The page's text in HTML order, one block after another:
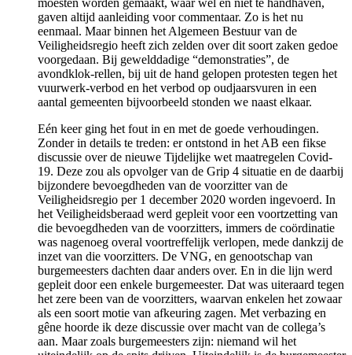
moesten worden gemaakt, waar wel en niet te handhaven,
gaven altijd aanleiding voor commentaar. Zo is het nu
eenmaal. Maar binnen het Algemeen Bestuur van de
Veiligheidsregio heeft zich zelden over dit soort zaken gedoe
voorgedaan. Bij gewelddadige “demonstraties”, de
avondklok-rellen, bij uit de hand gelopen protesten tegen het
vuurwerk-verbod en het verbod op oudjaarsvuren in een
aantal gemeenten bijvoorbeeld stonden we naast elkaar.
Eén keer ging het fout in en met de goede verhoudingen.
Zonder in details te treden: er ontstond in het AB een fikse
discussie over de nieuwe Tijdelijke wet maatregelen Covid-
19. Deze zou als opvolger van de Grip 4 situatie en de daarbij
bijzondere bevoegdheden van de voorzitter van de
Veiligheidsregio per 1 december 2020 worden ingevoerd. In
het Veiligheidsberaad werd gepleit voor een voortzetting van
die bevoegdheden van de voorzitters, immers de coördinatie
was nagenoeg overal voortreffelijk verlopen, mede dankzij de
inzet van die voorzitters. De VNG, en genootschap van
burgemeesters dachten daar anders over. En in die lijn werd
gepleit door een enkele burgemeester. Dat was uiteraard tegen
het zere been van de voorzitters, waarvan enkelen het zowaar
als een soort motie van afkeuring zagen. Met verbazing en
gêne hoorde ik deze discussie over macht van de collega’s
aan. Maar zoals burgemeesters zijn: niemand wil het